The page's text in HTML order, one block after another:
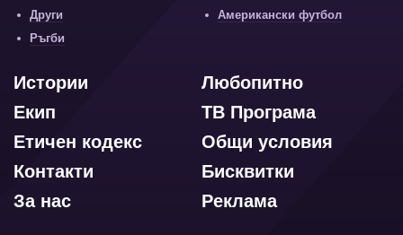
Други
Американски футбол
Ръгби
Любопитно
Истории
ТВ Програма
Екип
Общи условия
Етичен кодекс
Бисквитки
Контакти
Реклама
За нас